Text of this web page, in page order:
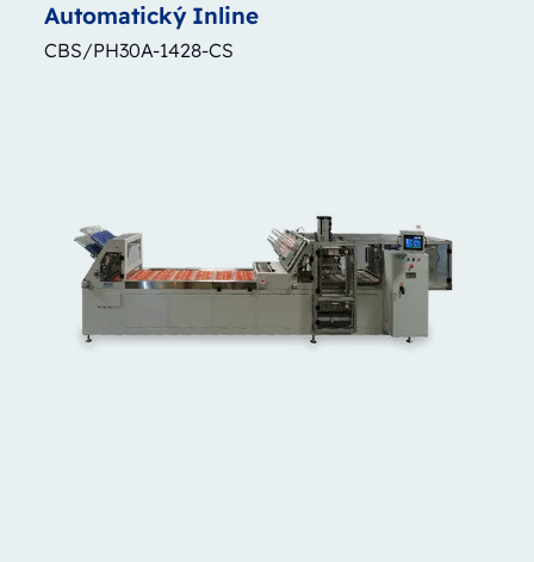
Automatický Inline
CBS/PH30A-1428-CS